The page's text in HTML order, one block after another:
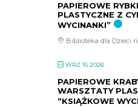
PAPIEROWE
PLASTYCZNE Z
WYCINANKI”
Biblioteka dla Dzieci
WRZ 15 2026
PAPIEROWE
WARSZTATY
“KSIĄŻKOWE